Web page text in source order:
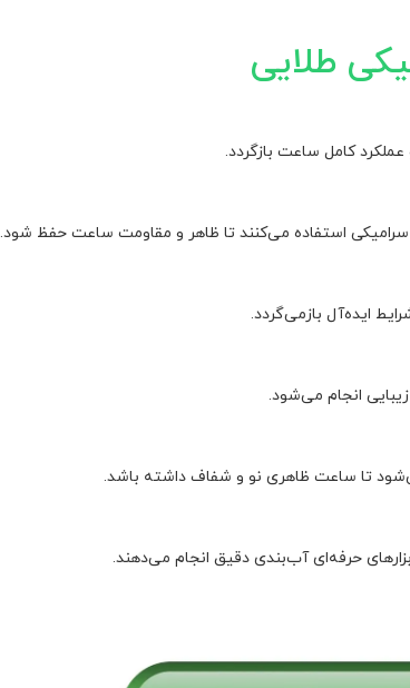
طلایی
کامل ساعت بازگردد.
استفاده می‌کنند تا ظاهر و مقاومت ساعت حفظ شود.
ایده‌آل بازمی‌گردد.
انجام می‌شود.
تا ساعت ظاهری نو و شفاف داشته باشد.
حرفه‌ای آب‌بندی دقیق انجام می‌دهند.